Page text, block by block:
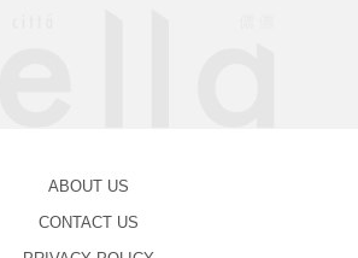
ABOUT US
CONTACT US